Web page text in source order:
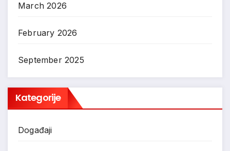
March 2026
February 2026
September 2025
Kategorije
Događaji